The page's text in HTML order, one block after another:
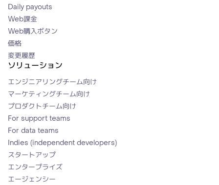
Daily payouts
Web課金
Web購入ボタン
価格
変更履歴
ソリューション
エンジニアリングチーム向け
マーケティングチーム向け
プロダクトチーム向け
For support teams
For data teams
Indies (independent developers)
スタートアップ
エンタープライズ
エージェンシー